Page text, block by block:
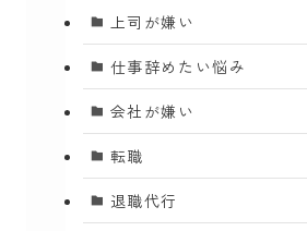
上司が嫌い
仕事辞めたい悩み
会社が嫌い
転職
退職代行